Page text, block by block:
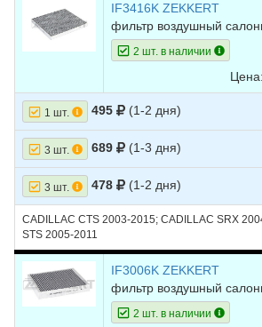
IF3416K ZEKKERT
фильтр воздушный
2 шт. в наличии
1 шт. 495 (1-2 дня)
3 шт. 689 (1-3 дня)
3 шт. 478 (1-2 дня)
CADILLAC CTS 2003-2015; CADILLAC SRX
STS 2005-2011
IF3006K ZEKKERT
фильтр воздушный
2 шт. в наличии